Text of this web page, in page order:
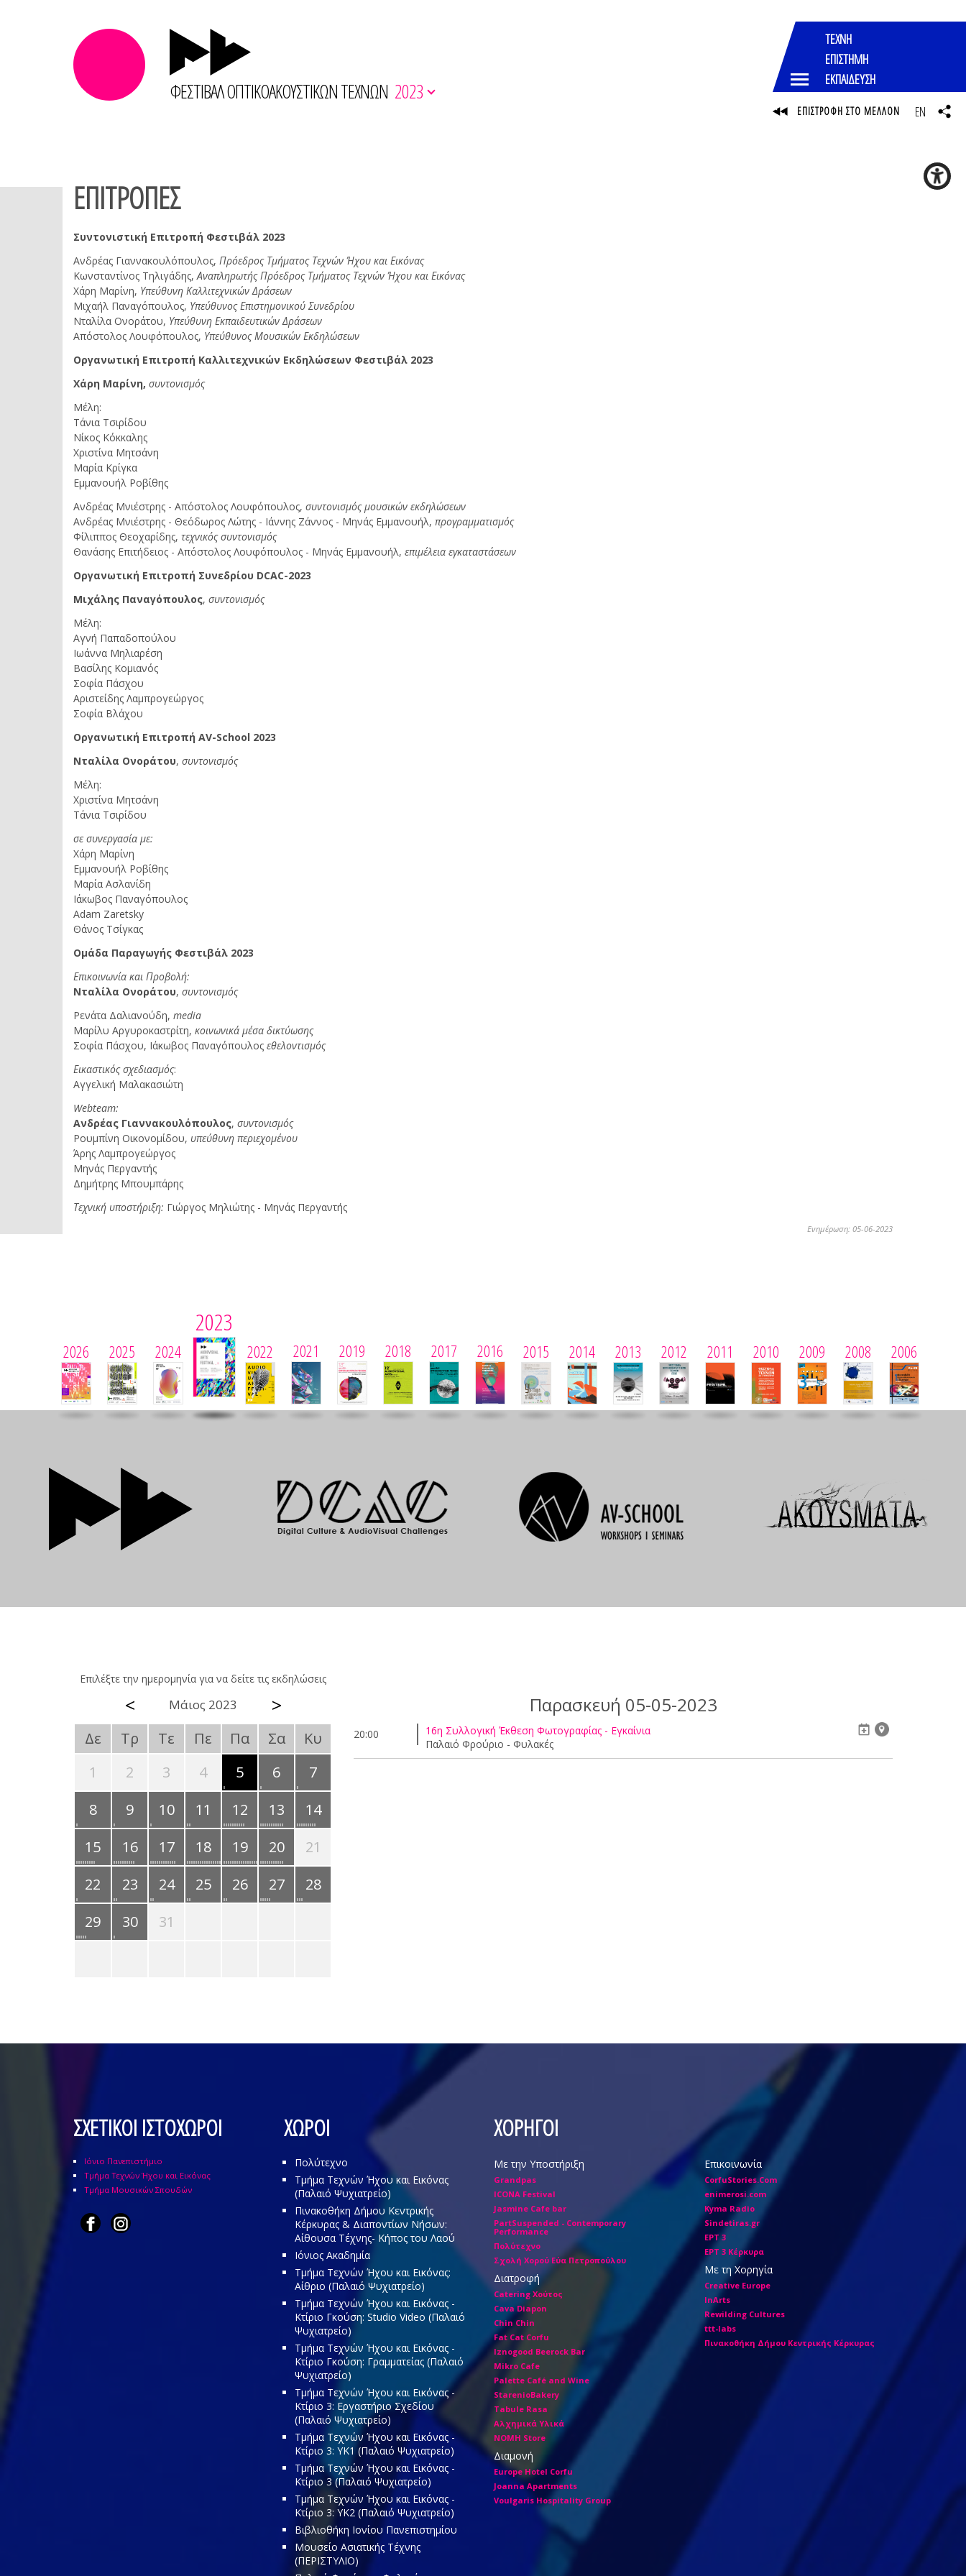
ΦΕΣΤΙΒΑΛ ΟΠΤΙΚΟΑΚΟΥΣΤΙΚΩΝ ΤΕΧΝΩΝ 2023
ΕΠΙΤΡΟΠΕΣ
Συντονιστική Επιτροπή Φεστιβάλ 2023
Ανδρέας Γιαννακουλόπουλος, Πρόεδρος Τμήματος Τεχνών Ήχου και Εικόνας
Κωνσταντίνος Τηλιγάδης,Αναπληρωτής Πρόεδρος Τμήματος Τεχνών Ήχου και Εικόνας
Χάρη Μαρίνη, Υπεύθυνη Καλλιτεχνικών Δράσεων
Μιχαήλ Παναγόπουλος, Υπεύθυνος Επιστημονικού Συνεδρίου
Νταλίλα Ονοράτου, Υπεύθυνη Εκπαιδευτικών Δράσεων
Απόστολος Λουφόπουλος, Υπεύθυνος Μουσικών Εκδηλώσεων
Οργανωτική Επιτροπή Καλλιτεχνικών Εκδηλώσεων Φεστιβάλ 2023
Χάρη Μαρίνη, συντονισμός
Μέλη:
Τάνια Τσιρίδου
Νίκος Κόκκαλης
Χριστίνα Μητσάνη
Μαρία Κρίγκα
Εμμανουήλ Ροβίθης
Ανδρέας Μνιέστρης - Απόστολος Λουφόπουλος, συντονισμός μουσικών εκδηλώσεων
Ανδρέας Μνιέστρης - Θεόδωρος Λώτης - Ιάννης Ζάννος - Μηνάς Εμμανουήλ, προγραμματισμός
Φίλιππος Θεοχαρίδης, τεχνικός συντονισμός
Θανάσης Επιτήδειος - Απόστολος Λουφόπουλος - Μηνάς Εμμανουήλ, επιμέλεια εγκαταστάσεων
Οργανωτική Επιτροπή Συνεδρίου DCAC-2023
Μιχάλης Παναγόπουλος, συντονισμός
Μέλη:
Αγνή Παπαδοπούλου
Ιωάννα Μηλιαρέση
Βασίλης Κομιανός
Σοφία Πάσχου
Αριστείδης Λαμπρογεώργος
Σοφία Βλάχου
Οργανωτική Επιτροπή AV-School 2023
Νταλίλα Ονοράτου, συντονισμός
Μέλη:
Χριστίνα Μητσάνη
Τάνια Τσιρίδου
σε συνεργασία με:
Χάρη Μαρίνη
Εμμανουήλ Ροβίθης
Μαρία Ασλανίδη
Ιάκωβος Παναγόπουλος
Adam Zaretsky
Θάνος Τσίγκας
Ομάδα Παραγωγής Φεστιβάλ 2023
Επικοινωνία και Προβολή:
Νταλίλα Ονοράτου, συντονισμός
Ρενάτα Δαλιανούδη, media
Μαρίλυ Αργυροκαστρίτη, κοινωνικά μέσα δικτύωσης
Σοφία Πάσχου, Ιάκωβος Παναγόπουλος εθελοντισμός
Εικαστικός σχεδιασμός:
Αγγελική Μαλακασιώτη
Webteam:
Ανδρέας Γιαννακουλόπουλος, συντονισμός
Ρουμπίνη Οικονομίδου, υπεύθυνη περιεχομένου
Άρης Λαμπρογεώργος
Μηνάς Περγαντής
Δημήτρης Μπουμπάρης
Τεχνική υποστήριξη: Γιώργος Μηλιώτης - Μηνάς Περγαντής
Ενημέρωση: 05-06-2023
2026 2025 2024
2023
2022 2021 2019 2018 2017 2016 2015 2014 2013 2012 2011 2010 2009 2008 2006
Επιλέξτε την ημερομηνία για να δείτε τις εκδηλώσεις
< Μάιος 2023 >
Δε Τρ Τε Πε Πα Σα
Κυ
1
2 3 4 5 6
7
8
9 10 11 12 13
14
15
16 17 18 19 20
21
22
23 24 25 26 27
28
29
30 31
Παρασκευή 05-05-2023
20:00
16η Συλλογική Έκθεση Φωτογραφίας - Εγκαίνια
Παλαιό Φρούριο - Φυλακές
ΣΧΕΤΙΚΟΙ ΙΣΤΟΧΩΡΟΙ
Ιόνιο Πανεπιστήμιο
Τμήμα Τεχνών Ήχου και Εικόνας
Τμήμα Μουσικών Σπουδών
ΧΩΡΟΙ
Πολύτεχνο
Τμήμα Τεχνών Ήχου και Εικόνας
(Παλαιό Ψυχιατρείο)
Πινακοθήκη Δήμου Κεντρικής
Κέρκυρας & Διαποντίων Νήσων:
Αίθουσα Τέχνης- Κήπος του Λαού
Ιόνιος Ακαδημία
Τμήμα Τεχνών Ήχου και Εικόνας:
Αίθριο (Παλαιό Ψυχιατρείο)
Τμήμα Τεχνών Ήχου και Εικόνας -
Κτίριο Γκούση: Studio Video (Παλαιό
Ψυχιατρείο)
Τμήμα Τεχνών Ήχου και Εικόνας -
Κτίριο Γκούση: Γραμματείας (Παλαιό
Ψυχιατρείο)
Τμήμα Τεχνών Ήχου και Εικόνας -
Κτίριο 3: Εργαστήριο Σχεδίου
(Παλαιό Ψυχιατρείο)
Τμήμα Τεχνών Ήχου και Εικόνας -
Κτίριο 3: ΥΚ1 (Παλαιό Ψυχιατρείο)
Τμήμα Τεχνών Ήχου και Εικόνας -
Κτίριο 3 (Παλαιό Ψυχιατρείο)
Τμήμα Τεχνών Ήχου και Εικόνας -
Κτίριο 3: ΥΚ2 (Παλαιό Ψυχιατρείο)
Βιβλιοθήκη Ιονίου Πανεπιστημίου
Μουσείο Ασιατικής Τέχνης
(ΠΕΡΙΣΤΥΛΙΟ)
ΧΟΡΗΓΟΙ
Με την Υποστήριξη
Grandpas
ICONA Festival
Jasmine Cafe bar
PartSuspended - Contemporary
Performance
Πολύτεχνο
Σχολή Χορού Εύα Πετροπούλου
Διατροφή
Catering Χούτος
Cava Diapon
Chin Chin
Fat Cat Corfu
Iznogood Βeerock Bar
Mikro Cafe
Palette Café and Wine
StarenioBakery
Tabule Rasa
Αλχημικά Υλικά
ΝΟΜΗ Store
Διαμονή
Europe Hotel Corfu
Joanna Apartments
Voulgaris Hospitality Group
Επικοινωνία
CorfuStories.Com
enimerosi.com
Kyma Radio
Sindetiras.gr
ΕΡΤ 3
ΕΡΤ 3 Κέρκυρα
Με τη Χορηγία
Creative Europe
InArts
Rewilding Cultures
ttt-labs
Πινακοθήκη Δήμου Κεντρικής Κέρκυρας
ΤΕΧΝΗ
ΕΠΙΣΤΗΜΗ
ΕΚΠΑΙΔΕΥΣΗ
ΕΠΙΣΤΡΟΦΗ ΣΤΟ ΜΕΛΛΟΝ EN